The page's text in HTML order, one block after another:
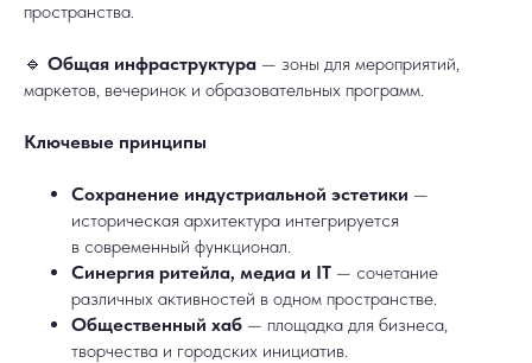
пространства.
🔹 Общая инфраструктура — зоны для мероприятий,
маркетов, вечеринок и образовательных программ.
Ключевые принципы
Сохранение индустриальной эстетики —
историческая архитектура интегрируется
в современный функционал.
Синергия ритейла, медиа и IT — сочетание
различных активностей в одном пространстве.
Общественный хаб — площадка для бизнеса,
творчества и городских инициатив.